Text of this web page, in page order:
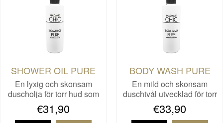
SHOWER OIL PURE
En lyxig och skonsam
duscholja för torr hud som
re…
€31,90
BODY WASH PURE
En mild och skonsam
duschtvål utvecklad för torr
o…
€33,90